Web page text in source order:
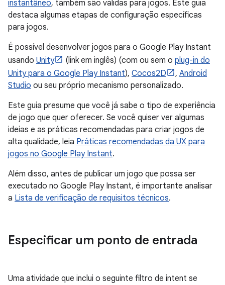
instantâneo, também são válidas para jogos. Este guia
destaca algumas etapas de configuração específicas
para jogos.
É possível desenvolver jogos para o Google Play Instant
usando Unity (link em inglês) (com ou sem o plug-in do
Unity para o Google Play Instant), Cocos2D , Android
Studio ou seu próprio mecanismo personalizado.
Este guia presume que você já sabe o tipo de experiência
de jogo que quer oferecer. Se você quiser ver algumas
ideias e as práticas recomendadas para criar jogos de
alta qualidade, leia Práticas recomendadas da UX para
jogos no Google Play Instant.
Além disso, antes de publicar um jogo que possa ser
executado no Google Play Instant, é importante analisar
a Lista de verificação de requisitos técnicos.
Especificar um ponto de entrada
Uma atividade que inclui o seguinte filtro de intent se